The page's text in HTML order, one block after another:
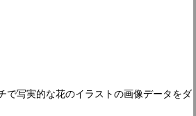
で写実的な花のイラストの画像データをダ